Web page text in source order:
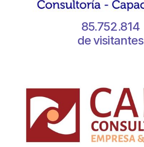
85.752.814
de visitantes